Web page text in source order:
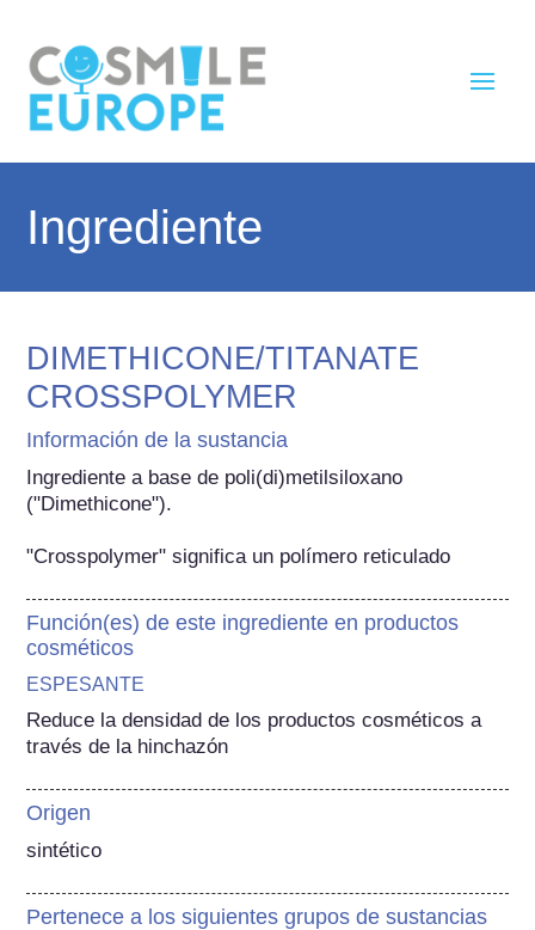
Ingrediente
DIMETHICONE/TITANATE
CROSSPOLYMER
Información de la sustancia
Ingrediente a base de poli(di)metilsiloxano
("Dimethicone").
"Crosspolymer" significa un polímero reticulado
Función(es) de este ingrediente en productos
cosméticos
ESPESANTE
Reduce la densidad de los productos cosméticos a
través de la hinchazón
Origen
sintético
Pertenece a los siguientes grupos de sustancias